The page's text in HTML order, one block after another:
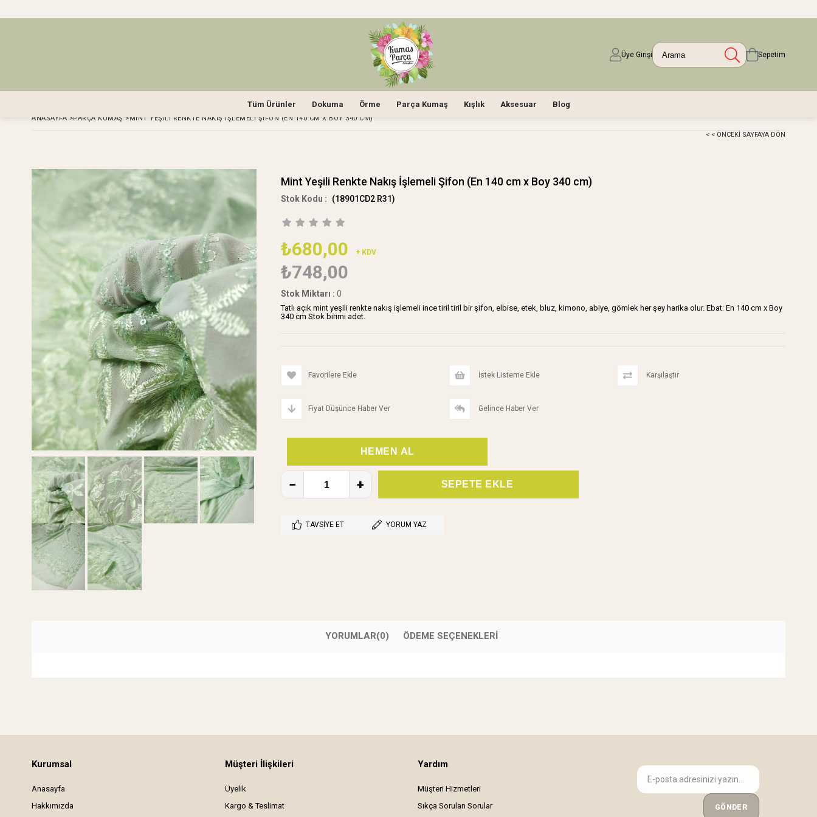
Üye Girişi Sepetim
Tüm Ürünler Dokuma Örme Parça Kumaş Kışlık Aksesuar Blog
ANASAYFA >PARÇA KUMAŞ >MINT YEŞILI RENKTE NAKIŞ İŞLEMELI ŞIFON (EN 140 CM X BOY 340 CM)
< < ÖNCEKI SAYFAYA DÖN
Mint Yeşili Renkte Nakış İşlemeli Şifon (En 140 cm x Boy 340 cm)
(18901CD2 R31)
₺680,00 + KDV
₺748,00
Stok Miktarı : 0
Tatlı açık mint yeşili renkte nakış işlemeli ince tiril tiril bir şifon, elbise, etek, bluz, kimono, abiye, gömlek her şey harika olur. Ebat: En 140 cm x Boy
340 cm Stok birimi adet.
Favorilere Ekle İstek Listeme Ekle Karşılaştır
Fiyat Düşünce Haber Ver Gelince Haber Ver
TAVSIYE ET YORUM YAZ
YORUMLAR(0) ÖDEME SEÇENEKLERI
Kurumsal
Anasayfa
Hakkımızda
Müşteri İlişkileri
Üyelik
Kargo & Teslimat
Yardım
Müşteri Hizmetleri
Sıkça Sorulan Sorular
GÖNDER